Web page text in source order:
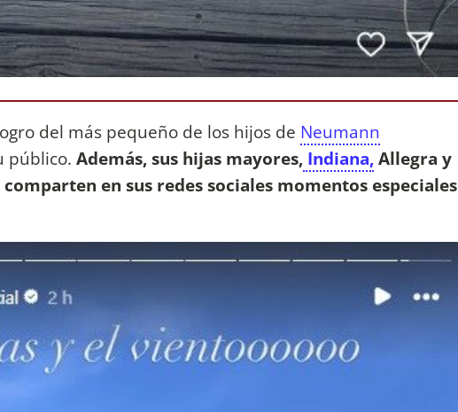
del más pequeño de los hijos de Neumann
público. Además, sus hijas mayores, Indiana,Allegra y
en sus redes sociales momentos especiales